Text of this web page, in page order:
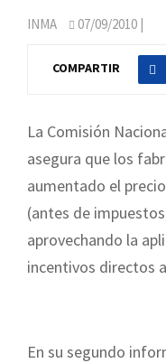
INMA 07/09/2010 |
COMPARTIR
La Comisión
asegura que los
aumentado el
(antes de
aprovechando la
incentivos directos
En su segundo